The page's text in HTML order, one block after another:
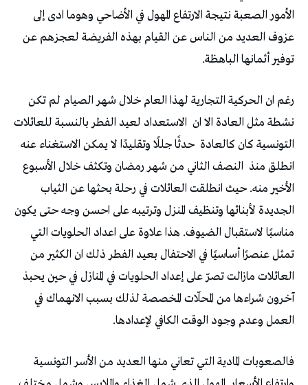
الأمور الصعبة نتيجة الارتفاع المهول في الأضاحي وهوما ادى إلى
عزوف العديد من الناس عن القيام بهذه الفريضة لعجزهم عن
توفير أثمانها الباهظة.
رغم ان الحركية التجارية لهذا العام خلال شهر الصيام لم تكن
نشطة مثل العادة الا ان الاستعداد لعيد الفطر بالنسبة للعائلات
التونسية كان كالعادة حدثًا جللًا وتقليدًا لا يمكن الاستغناء عنه
انطلق منذ النصف الثاني من شهر رمضان وتكثف خلال الأسبوع
الأخير منه. حيث انطلقت العائلات في رحلة بحثها عن الثياب
الجديدة لأبنائها وتنظيف المنزل وترتيبه على احسن وجه حتى يكون
مناسبًا لاستقبال الضيوف. هذا علاوة على اعداد الحلويات التي
تمثل عنصرًا أساسيًا في الاحتفال بعيد الفطر ذلك ان الكثير من
العائلات مازالت تصرّ على إعداد الحلويات في المنازل في حين يحبذ
آخرون شراءها من المحلّات المخصصة لذلك بسبب الانهماك في
العمل وعدم وجود الوقت الكافي لإعدادها.
فالصعوبات المادية التي تعاني منها العديد من الأسر التونسية